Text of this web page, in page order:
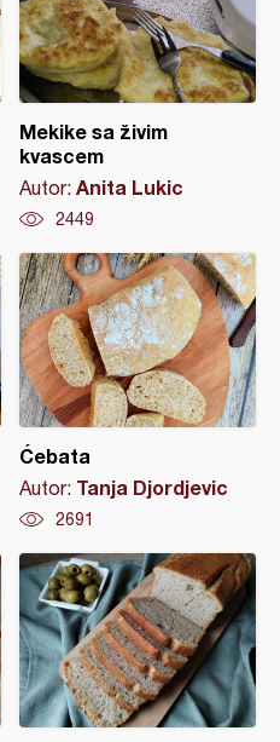
Mekike sa živim
kvascem
Autor: Anita Lukic
2449
Ćebata
Autor: Tanja Djordjevic
2691